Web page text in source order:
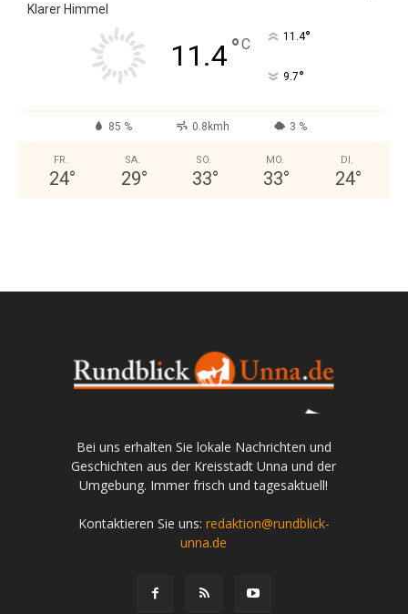
Klarer Himmel
11.4°C 11.4°
9.7°
85 % 0.8kmh 3 %
FR.
24°
SA.
29°
SO.
33°
MO.
33°
DI.
24°
Bei uns erhalten Sie lokale Nachrichten und
Geschichten aus der Kreisstadt Unna und der
Umgebung. Immer frisch und tagesaktuell!
Kontaktieren Sie uns: redaktion@rundblick-
unna.de